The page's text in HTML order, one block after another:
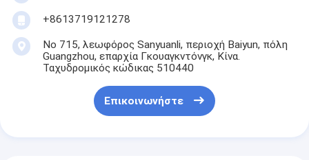
+8613719121278
Νο 715, λεωφόρος Sanyuanli, περιοχή Baiyun, πόλη
Guangzhou, επαρχία Γκουαγκντόνγκ, Κίνα.
Ταχυδρομικός κώδικας 510440
Επικοινωνήστε